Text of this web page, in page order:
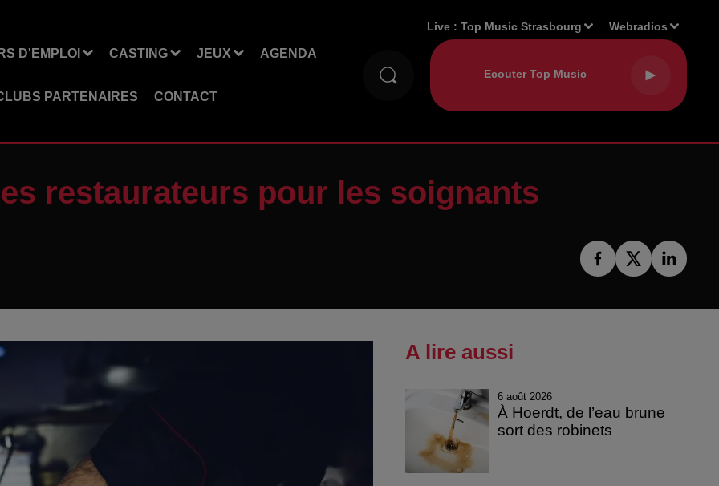
D'EMPLOI CASTING JEUX AGENDA
PARTENAIRES CONTACT
Live :Top Music Strasbourg Webradios
restaurateurs pour les soignants
A lire aussi
6 août 2026
À Hoerdt, de l’eau brune
sort des robinets